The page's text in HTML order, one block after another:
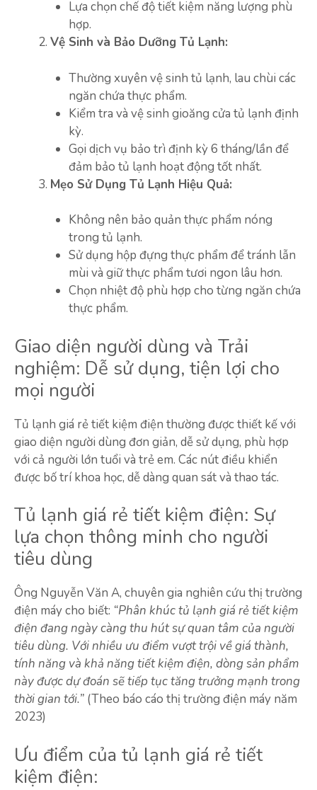
Lựa chọn chế độ tiết kiệm năng lượng phù
hợp.
Vệ Sinh và Bảo Dưỡng Tủ Lạnh:
Thường xuyên vệ sinh tủ lạnh, lau chùi các
ngăn chứa thực phẩm.
Kiểm tra và vệ sinh gioăng cửa tủ lạnh định
kỳ.
Gọi dịch vụ bảo trì định kỳ 6 tháng/lần để
đảm bảo tủ lạnh hoạt động tốt nhất.
Mẹo Sử Dụng Tủ Lạnh Hiệu Quả:
Không nên bảo quản thực phẩm nóng
trong tủ lạnh.
Sử dụng hộp đựng thực phẩm để tránh lẫn
mùi và giữ thực phẩm tươi ngon lâu hơn.
Chọn nhiệt độ phù hợp cho từng ngăn chứa
thực phẩm.
Giao diện người dùng và Trải
nghiệm: Dễ sử dụng, tiện lợi cho
mọi người
Tủ lạnh giá rẻ tiết kiệm điện thường được thiết kế với
giao diện người dùng đơn giản, dễ sử dụng, phù hợp
với cả người lớn tuổi và trẻ em. Các nút điều khiển
được bố trí khoa học, dễ dàng quan sát và thao tác.
Tủ lạnh giá rẻ tiết kiệm điện: Sự
lựa chọn thông minh cho người
tiêu dùng
Ông Nguyễn Văn A, chuyên gia nghiên cứu thị trường
điện máy cho biết: “Phân khúc tủ lạnh giá rẻ tiết kiệm
điện đang ngày càng thu hút sự quan tâm của người
tiêu dùng. Với nhiều ưu điểm vượt trội về giá thành,
tính năng và khả năng tiết kiệm điện, dòng sản phẩm
này được dự đoán sẽ tiếp tục tăng trưởng mạnh trong
thời gian tới.” (Theo báo cáo thị trường điện máy năm
2023)
Ưu điểm của tủ lạnh giá rẻ tiết
kiệm điện: